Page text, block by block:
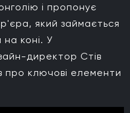
і пропонує
який займається
коні. У
директор Стів
про ключові елементи